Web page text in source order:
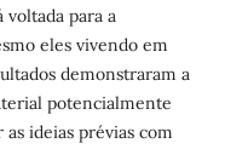
voltada para a
eles vivendo em
demonstraram a
potencialmente
ideias prévias com